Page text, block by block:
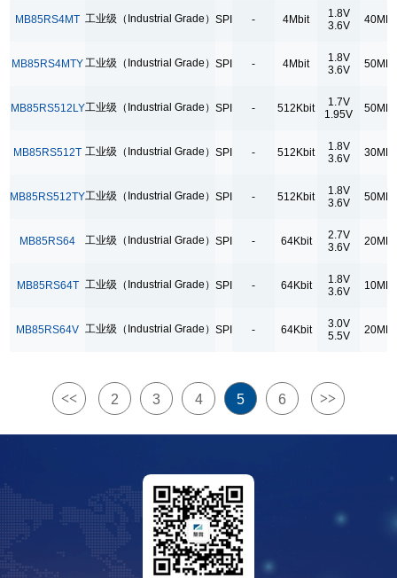
4Kbit
512Kbit
64Kbit
1.65V
1.7V
1.8V
3.0V
运行频率
108MHz
10MHz
MB85RS4MT 工业级（Industrial Grade）SPI - 4Mbit
1.8V
3.6V
MB85RS4MTY工业级（Industrial Grade）SPI - 4Mbit
1.8V
3.6V
MB85RS512LY工业级（Industrial Grade）SPI - 512Kbit
1.7V
1.95V
MB85RS512T 工业级（Industrial Grade）SPI - 512Kbit
1.8V
3.6V
MB85RS512TY工业级（Industrial Grade）SPI - 512Kbit
1.8V
3.6V
MB85RS64 工业级（Industrial Grade）SPI - 64Kbit
2.7V
3.6V
MB85RS64T 工业级（Industrial Grade）SPI - 64Kbit
1.8V
3.6V
MB85RS64V 工业级（Industrial Grade）SPI - 64Kbit
3.0V
5.5V
<< 2 3 4 5 6 >>